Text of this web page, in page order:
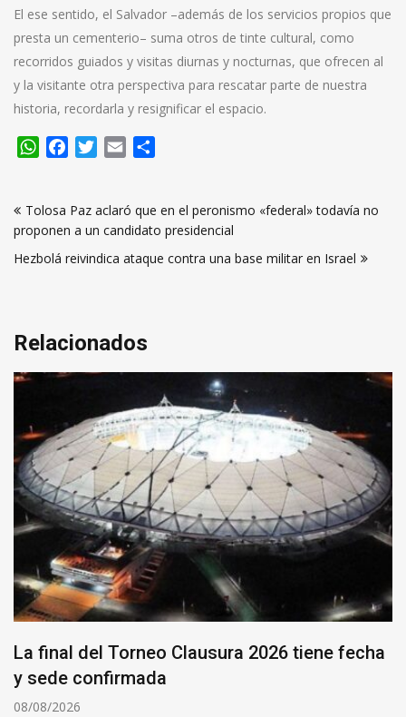
El ese sentido, el Salvador –además de los servicios propios que
presta un cementerio– suma otros de tinte cultural, como
recorridos guiados y visitas diurnas y nocturnas, que ofrecen al
y la visitante otra perspectiva para rescatar parte de nuestra
historia, recordarla y resignificar el espacio.
WhatsApp
FacebookTwitter
Email
de
entradas
Tolosa Paz aclaró que en el peronismo «federal» todavía no
proponen a un candidato presidencial
Hezbolá reivindica ataque contra una base militar en Israel
Relacionados
La final del Torneo Clausura 2026 tiene fecha
y sede confirmada
08/08/2026